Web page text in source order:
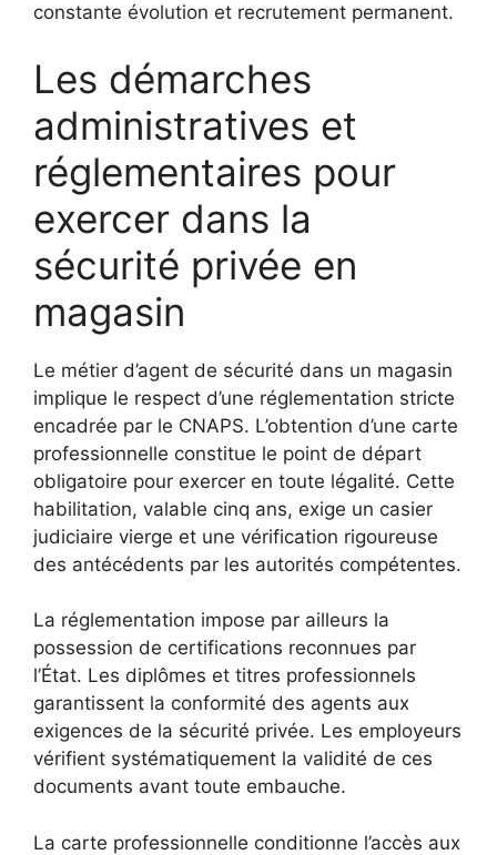
constante évolution et recrutement permanent.
Les démarches
administratives et
réglementaires pour
exercer dans la
sécurité privée en
magasin
Le métier d’agent de sécurité dans un magasin
implique le respect d’une réglementation stricte
encadrée par le CNAPS. L’obtention d’une carte
professionnelle constitue le point de départ
obligatoire pour exercer en toute légalité. Cette
habilitation, valable cinq ans, exige un casier
judiciaire vierge et une vérification rigoureuse
des antécédents par les autorités compétentes.
La réglementation impose par ailleurs la
possession de certifications reconnues par
l’État. Les diplômes et titres professionnels
garantissent la conformité des agents aux
exigences de la sécurité privée. Les employeurs
vérifient systématiquement la validité de ces
documents avant toute embauche.
La carte professionnelle conditionne l’accès aux